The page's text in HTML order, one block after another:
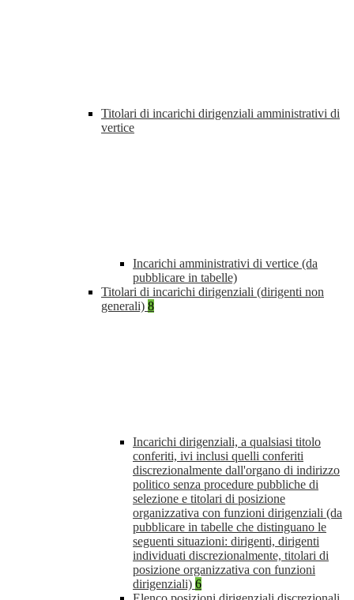
Titolari di incarichi dirigenziali amministrativi di
vertice
Incarichi amministrativi di vertice (da
pubblicare in tabelle)
Titolari di incarichi dirigenziali (dirigenti non
generali) 8
Incarichi dirigenziali, a qualsiasi titolo
conferiti, ivi inclusi quelli conferiti
discrezionalmente dall'organo di indirizzo
politico senza procedure pubbliche di
selezione e titolari di posizione
organizzativa con funzioni dirigenziali (da
pubblicare in tabelle che distinguano le
seguenti situazioni: dirigenti, dirigenti
individuati discrezionalmente, titolari di
posizione organizzativa con funzioni
dirigenziali) 6